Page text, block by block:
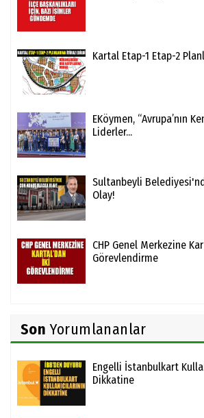
Kartal Etap-1 Etap-2
EKöymen, “Avrupa’nın
Liderler...
Sultanbeyli
Olay!
CHP Genel Merkezine
Görevlendirme
Son Yorumlananlar
Engelli İstanbulkart
Dikkatine